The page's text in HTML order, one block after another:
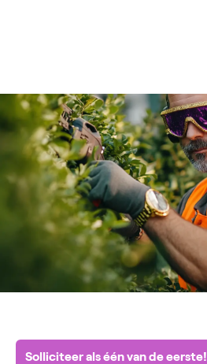
Solliciteer als één van de eerste!